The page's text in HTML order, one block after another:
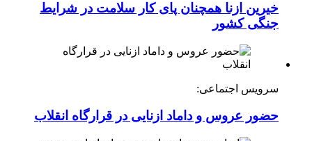
خیرین ازنا همچنان پای کار سلامت در شرایط
جنگی کشور
سرویس اجتماعی:
حضور عروس و داماد ازنایی در قرارگاه انقلاب